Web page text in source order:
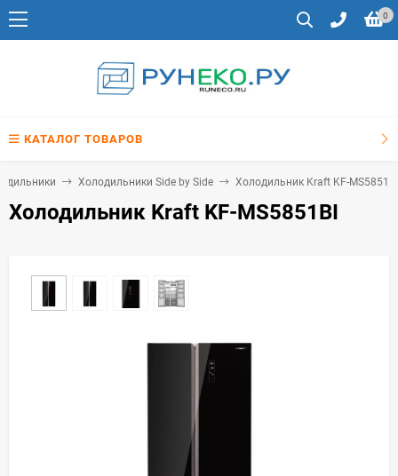
0
КАТАЛОГ ТОВАРОВ
Холодильники Side by Side Холодильник Kraft KF-MS5851BI
Холодильник Kraft KF-MS5851BI